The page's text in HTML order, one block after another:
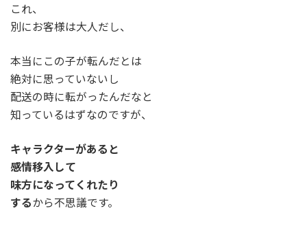
これ、
別にお客様は大人だし、
本当にこの子が転んだとは
絶対に思っていないし
配送の時に転がったんだなと
知っているはずなのですが、
キャラクターがあると
感情移入して
味方になってくれたり
するから不思議です。